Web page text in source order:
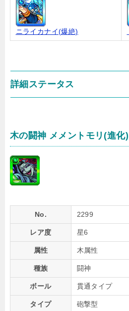
ニライカナイ(爆絶)
詳細ステータス
木の闘神 メメントモリ(進化)
No. 2299
レア度 星6
属性 木属性
種族 闘神
ボール 貫通タイプ
タイプ 砲撃型